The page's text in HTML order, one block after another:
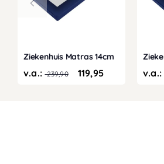
Ziekenhuis Matras 14cm
v.a.:239,90 119,95 v.a.: